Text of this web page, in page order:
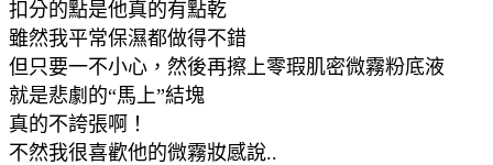
扣分的點是他真的有點乾
雖然我平常保濕都做得不錯
但只要一不小心，然後再擦上零瑕肌密微霧粉底液
就是悲劇的“馬上”結塊
真的不誇張啊！
不然我很喜歡他的微霧妝感說..